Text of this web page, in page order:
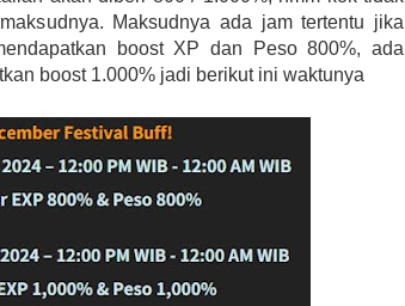
Maksudnya ada jam tertentu jika
boost XP dan Peso 800%, ada
boost 1.000% jadi berikut ini waktunya